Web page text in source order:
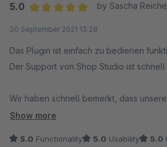
5.0
by Sascha Reiche
30 September 2021 13:28
Das Plugin ist einfach zu bedienen
Der Support von Shop Studio ist
Wir haben schnell bemerkt, dass
diese Funktion gefehlt hat!
Show more
5.0 Functionality 5.0 Usability 5.0